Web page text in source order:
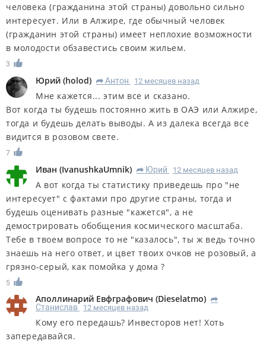
человека (гражданина этой страны) довольно сильно
интересует. Или в Алжире, где обычный человек
(гражданин этой страны) имеет неплохие возможности
в молодости обзавестись своим жильем.
3
Юрий (holod) R Антон 12 месяцев назад
Мне кажется... этим все и сказано.
Вот когда ты будешь постоянно жить в ОАЭ или Алжире,
тогда и будешь делать выводы. А из далека всегда все
видится в розовом свете.
7
Иван (IvanushkaUmnik) R Юрий 12 месяцев назад
А вот когда ты статистику приведешь про "не
интересует" с фактами про другие страны, тогда и
будешь оценивать разные "кажется", а не
демострировать обобщения космического масштаба.
Тебе в твоем вопросе то не "казалось", ты ж ведь точно
знаешь на него ответ, и цвет твоих очков не розовый, а
грязно-серый, как помойка у дома ?
5
Аполлинарий Евфграфович (Dieselatmo) R
Станислав 12 месяцев назад
Кому его передашь? Инвесторов нет! Хоть
запередавайся.